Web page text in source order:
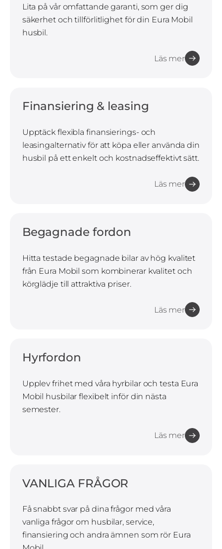
Lita på vår omfattande garanti, som ger dig
säkerhet och tillförlitlighet för din Eura Mobil
husbil.
Läs mer
Finansiering & leasing
Upptäck flexibla finansierings- och
leasingalternativ för att köpa eller använda din
husbil på ett enkelt och kostnadseffektivt sätt.
Läs mer
Begagnade fordon
Hitta testade begagnade bilar av hög kvalitet
från Eura Mobil som kombinerar kvalitet och
körglädje till attraktiva priser.
Läs mer
Hyrfordon
Upplev frihet med våra hyrbilar och testa Eura
Mobil husbilar flexibelt inför din nästa
semester.
Läs mer
VANLIGA FRÅGOR
Få snabbt svar på dina frågor med våra
vanliga frågor om husbilar, service,
finansiering och andra ämnen som rör Eura